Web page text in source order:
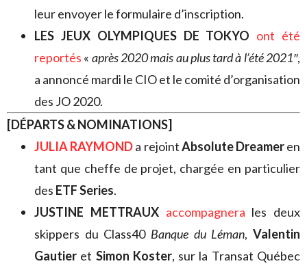
leur envoyer le formulaire d’inscription.
LES JEUX OLYMPIQUES DE TOKYO ont été
reportés « après 2020 mais au plus tard à l’été 2021″,
a annoncé mardi le CIO et le comité d’organisation
des JO 2020.
[DÉPARTS & NOMINATIONS]
JULIA RAYMONDa rejointAbsolute Dreameren
tant que cheffe de projet, chargée en particulier
des ETF Series.
JUSTINE METTRAUX accompagnera les deux
skippers du Class40 Banque du Léman,Valentin
Gautier et Simon Koster, sur la Transat Québec